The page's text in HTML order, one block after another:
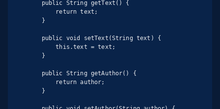
        this.text = text;